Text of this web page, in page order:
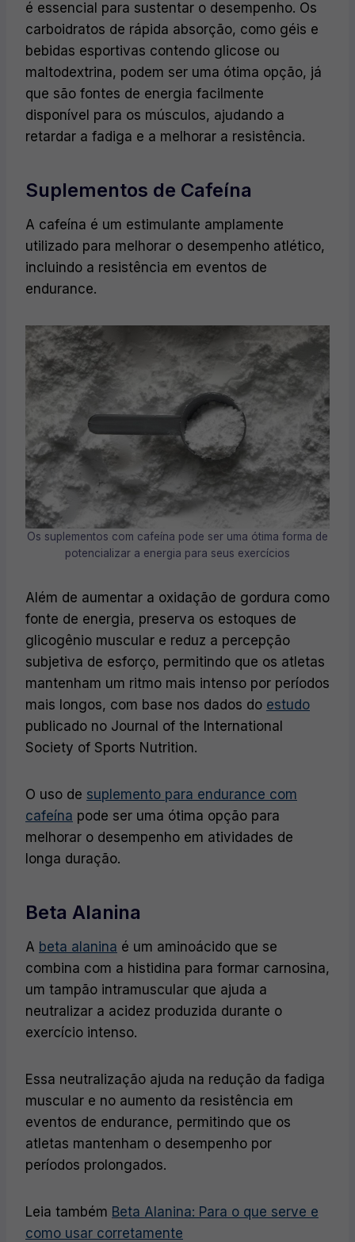
é essencial para sustentar o desempenho. Os
carboidratos de rápida absorção, como géis e
bebidas esportivas contendo glicose ou
maltodextrina, podem ser uma ótima opção, já
que são fontes de energia facilmente
disponível para os músculos, ajudando a
retardar a fadiga e a melhorar a resistência.
Suplementos de Cafeína
A cafeína é um estimulante amplamente
utilizado para melhorar o desempenho atlético,
incluindo a resistência em eventos de
endurance.
Os suplementos com cafeína pode ser uma ótima forma de
potencializar a energia para seus exercícios
Além de aumentar a oxidação de gordura como
fonte de energia, preserva os estoques de
glicogênio muscular e reduz a percepção
subjetiva de esforço, permitindo que os atletas
mantenham um ritmo mais intenso por períodos
mais longos, com base nos dados do estudo
publicado no Journal of the International
Society of Sports Nutrition.
O uso de suplemento para endurance com
cafeína pode ser uma ótima opção para
melhorar o desempenho em atividades de
longa duração.
Beta Alanina
A beta alanina é um aminoácido que se
combina com a histidina para formar carnosina,
um tampão intramuscular que ajuda a
neutralizar a acidez produzida durante o
exercício intenso.
Essa neutralização ajuda na redução da fadiga
muscular e no aumento da resistência em
eventos de endurance, permitindo que os
atletas mantenham o desempenho por
períodos prolongados.
Leia também Beta Alanina: Para o que serve e
como usar corretamente